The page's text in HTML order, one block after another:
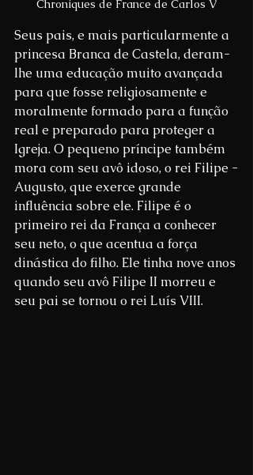
Chroniques de France de Carlos V
Seus pais, e mais particularmente a
princesa Branca de Castela, deram-
lhe uma educação muito avançada
para que fosse religiosamente e
moralmente formado para a função
real e preparado para proteger a
Igreja. O pequeno príncipe também
mora com seu avô idoso, o rei Filipe -
Augusto, que exerce grande
influência sobre ele. Filipe é o
primeiro rei da França a conhecer
seu neto, o que acentua a força
dinástica do filho. Ele tinha nove anos
quando seu avô Filipe II morreu e
seu pai se tornou o rei Luís VIII.